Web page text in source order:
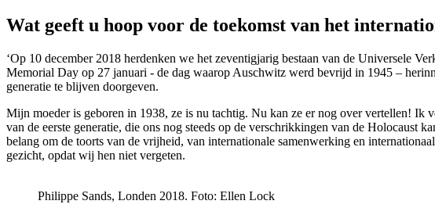
Wat geeft u hoop voor de toekomst van het
‘Op 10 december 2018 herdenken we het zeventigjarig bestaan van de Universele
Memorial Day op 27 januari - de dag waarop Auschwitz werd bevrijd in 1945 –
generatie te blijven doorgeven.
Mijn moeder is geboren in 1938, ze is nu tachtig. Nu kan ze er nog over vertellen! Ik
van de eerste generatie, die ons nog steeds op de verschrikkingen van de
belang om de toorts van de vrijheid, van internationale samenwerking en
gezicht, opdat wij hen niet vergeten.
Philippe Sands, Londen 2018. Foto: Ellen Lock